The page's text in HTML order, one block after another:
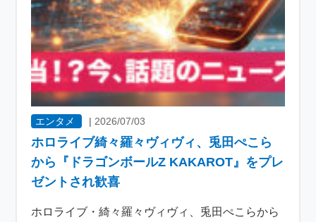
エンタメ | 2026/07/03
ホロライブ綺々羅々ヴィヴィ、兎田ぺこら
から『ドラゴンボールZ KAKAROT』をプレ
ゼントされ歓喜
ホロライブ・綺々羅々ヴィヴィ、兎田ぺこらから